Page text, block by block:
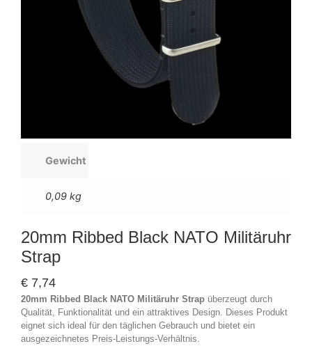
Gewicht
0,09 kg
20mm Ribbed Black NATO Militäruhr
Strap
€ 7,74
20mm Ribbed Black NATO Militäruhr Strap überzeugt durch
Qualität, Funktionalität und ein attraktives Design. Dieses Produkt
eignet sich ideal für den täglichen Gebrauch und bietet ein
ausgezeichnetes Preis-Leistungs-Verhältnis.